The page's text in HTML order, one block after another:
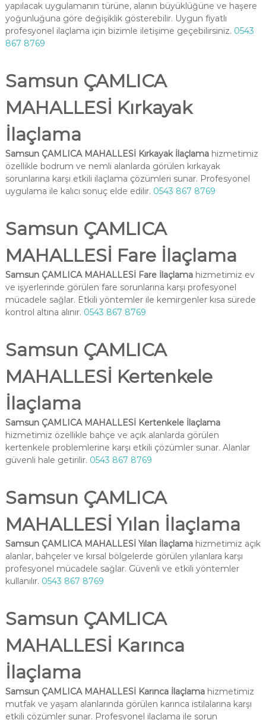
yapılacak uygulamanın türüne, alanın büyüklüğüne ve haşere
yoğunluğuna göre değişiklik gösterebilir. Uygun fiyatlı
profesyonel ilaçlama için bizimle iletişime geçebilirsiniz. 0543
867 8769
Samsun ÇAMLICA
MAHALLESİ Kırkayak
İlaçlama
Samsun ÇAMLICA MAHALLESİ Kırkayak İlaçlamahizmetimiz
özellikle bodrum ve nemli alanlarda görülen kırkayak
sorunlarına karşı etkili ilaçlama çözümleri sunar. Profesyonel
uygulama ile kalıcı sonuç elde edilir. 0543 867 8769
Samsun ÇAMLICA
MAHALLESİ Fare İlaçlama
Samsun ÇAMLICA MAHALLESİ Fare İlaçlamahizmetimiz ev
ve işyerlerinde görülen fare sorunlarına karşı profesyonel
mücadele sağlar. Etkili yöntemler ile kemirgenler kısa sürede
kontrol altına alınır. 0543 867 8769
Samsun ÇAMLICA
MAHALLESİ Kertenkele
İlaçlama
Samsun ÇAMLICA MAHALLESİ Kertenkele İlaçlama
hizmetimiz özellikle bahçe ve açık alanlarda görülen
kertenkele problemlerine karşı etkili çözümler sunar. Alanlar
güvenli hale getirilir. 0543 867 8769
Samsun ÇAMLICA
MAHALLESİ Yılan İlaçlama
Samsun ÇAMLICA MAHALLESİ Yılan İlaçlamahizmetimiz açık
alanlar, bahçeler ve kırsal bölgelerde görülen yılanlara karşı
profesyonel mücadele sağlar. Güvenli ve etkili yöntemler
kullanılır. 0543 867 8769
Samsun ÇAMLICA
MAHALLESİ Karınca
İlaçlama
Samsun ÇAMLICA MAHALLESİ Karınca İlaçlamahizmetimiz
mutfak ve yaşam alanlarında görülen karınca istilalarına karşı
etkili çözümler sunar. Profesyonel ilaçlama ile sorun